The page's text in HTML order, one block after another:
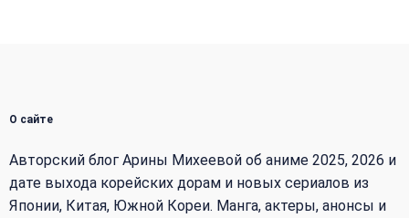
О сайте
Авторский блог Арины Михеевой об аниме 2025, 2026 и
дате выхода корейских дорам и новых сериалов из
Японии, Китая, Южной Кореи. Манга, актеры, анонсы и